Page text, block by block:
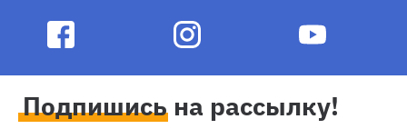
Подпишись на рассылку!